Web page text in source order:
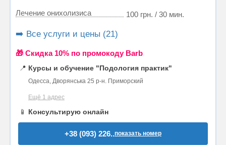
Лечение онихолизиса 100 грн. / 30 мин.
➡️ Все услуги и цены (21)
🎁 Cкидка 10% по промокоду Barb
📍 Курсы и обучение "Подология практик"
Одесса, Дворянська 25 р-н. Приморский
Ещё 1 адрес
📱 Консультирую онлайн
+38 (093) 226..показать номер